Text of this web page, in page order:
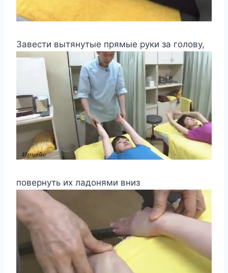
Завести вытянутые прямые руки за голову,
повернуть их ладонями вниз